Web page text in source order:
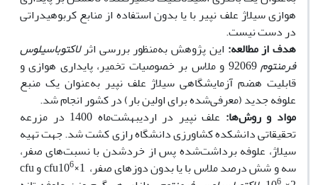
هوازی سیلاژ علف نپیر با یا بدون استفاده از منابع کربوهیدراتی
در دست نیست.
هدف از مطالعه: این پژوهش به‌منظور بررسی اثرلاکتوباسیلوس
فرمنتوم
92069 و ملاس بر خصوصیات تخمیر، پایداری هوازی و
قابلیت هضم آزمایشگاهی سیلاژ علف نپیر به‌عنوان یک منبع
علوفه جدید (معرفی‌شده برای اولین بار) در کشور انجام شد.
مواد و روش‌ها:
علف نپیر در اردیبهشت‌ماه 1400 در مزرعه
تحقیقاتی دانشکده کشاورزی دانشگاه رازی کشت شد. جهت تهیه
سیلاژ، علوفه برداشت‌شده پس از خردشدن با نسبت‌های صفر،
سه و شش درصد ملاس با یا بدون دوزهای صفر، cfu10
6
×1 و cfu